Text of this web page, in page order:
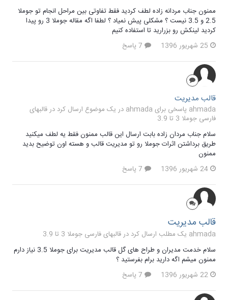
ممنون جناب مردانه زاده لطف کردید فقط تفاوتی بین مراحل انجام تو جوملا
2.5 و 3.5 نیست ؟ مشکلی پیش نمیاد ؟ لطفا اگه مقاله جوملا 3 رو پیدا
کردید لینکش رو بزرارید تا استفاده کنیم
25 شهریور 1396
قالب مدیریت
ahmada پاسخی برای ahmada در یک موضوع ارسال کرد در
قالبهای
فارسی جوملا 3 تا 3.9
سلام جناب مردان زاده بابت ارسال این قالب ممنون فقط یه لطف میکنید
طریق برداشتن اثرات جوملا رو تو مدیریت قالب و هسته اون توضیح بدید
ممنون
24 شهریور 1396
قالب مدیریت
ahmada یک مطلب ارسال کرد در
قالبهای فارسی جوملا 3 تا 3.9
سلام خدمت مدیران و طراح های گل قالب مدیریت برای جوملا 3.5 نیاز دارم
ممنون میشم اگه دارید برام بفرستید ؟
22 شهریور 1396